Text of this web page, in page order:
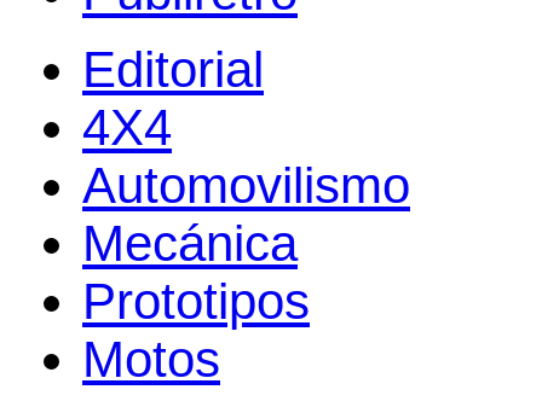
Editorial
4X4
Automovilismo
Mecánica
Prototipos
Motos